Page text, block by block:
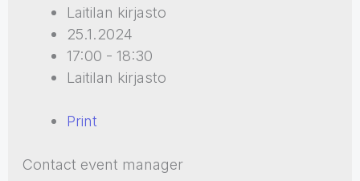
Laitilan kirjasto
25.1.2024
17:00 - 18:30
Laitilan kirjasto
Print
Contact event manager